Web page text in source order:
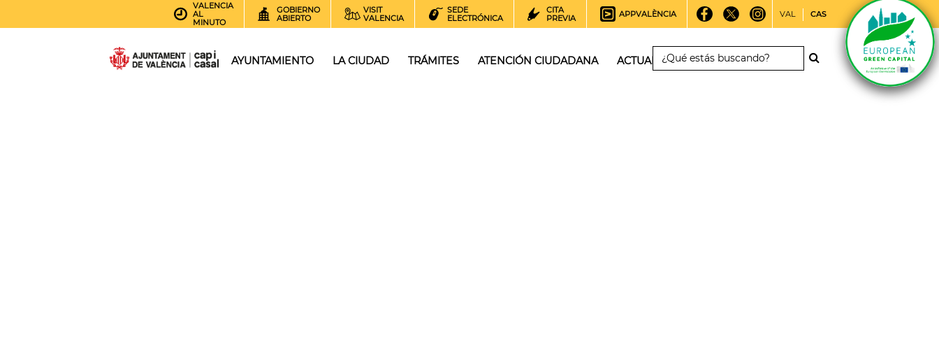
VALENCIA
AL
MINUTO
GOBIERNO
ABIERTO
VISIT
VALENCIA
SEDE
ELECTRÓNICA
CITA
PREVIA
APPVALÈNCIA VAL CAS
AYUNTAMIENTO LA CIUDAD TRÁMITES ATENCIÓN CIUDADANA ACTUALIDAD